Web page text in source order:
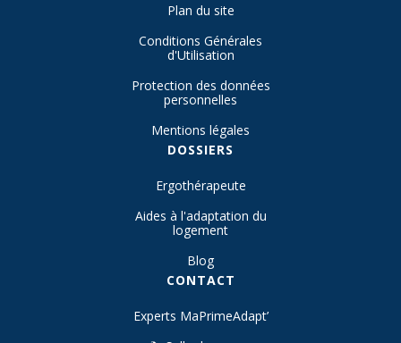
Plan du site
Conditions Générales
d'Utilisation
Protection des données
personnelles
Mentions légales
DOSSIERS
Ergothérapeute
Aides à l'adaptation du
logement
Blog
CONTACT
Experts MaPrimeAdapt’